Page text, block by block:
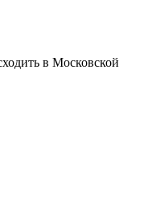
в Московской